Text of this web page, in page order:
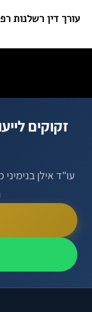
עורך דין רשלנות
זקוקים
עו"ד אילן